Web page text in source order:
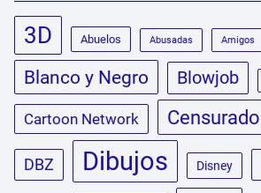
3D Abuelos Abusadas Amigos
Blanco y Negro Blowjob
Cartoon Network Censurado
DBZ Dibujos Disney